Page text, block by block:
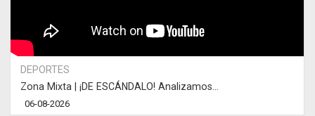
DEPORTES
Zona Mixta | ¡DE ESCÁNDALO! Analizamos...
06-08-2026